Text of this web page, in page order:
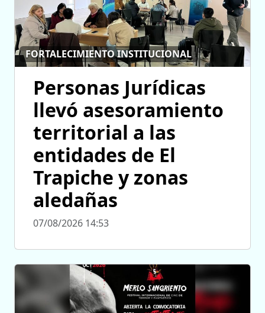
FORTALECIMIENTO INSTITUCIONAL
Personas Jurídicas
llevó asesoramiento
territorial a las
entidades de El
Trapiche y zonas
aledañas
07/08/2026 14:53